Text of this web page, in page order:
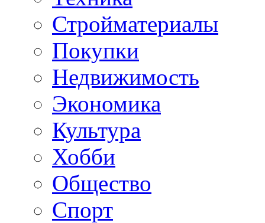
Стройматериалы
Покупки
Недвижимость
Экономика
Культура
Хобби
Общество
Спорт